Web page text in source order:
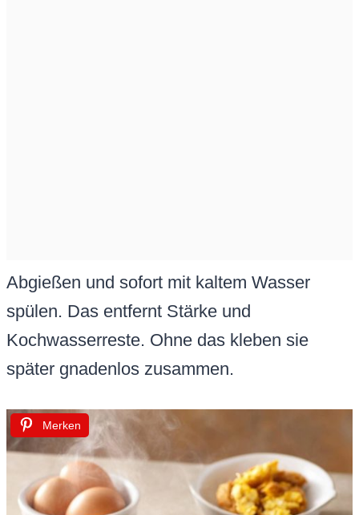
Abgießen und sofort mit kaltem Wasser
spülen. Das entfernt Stärke und
Kochwasserreste. Ohne das kleben sie
später gnadenlos zusammen.
Merken